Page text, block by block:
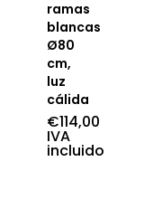
ramas
blancas
Ø80
cm,
luz
cálida
€114,00
IVA
incluido